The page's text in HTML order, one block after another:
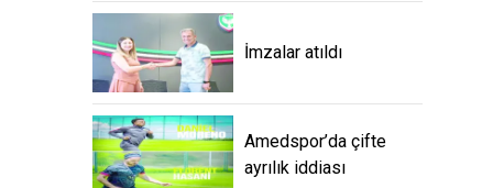
İmzalar atıldı
Amedspor’da çifte
ayrılık iddiası